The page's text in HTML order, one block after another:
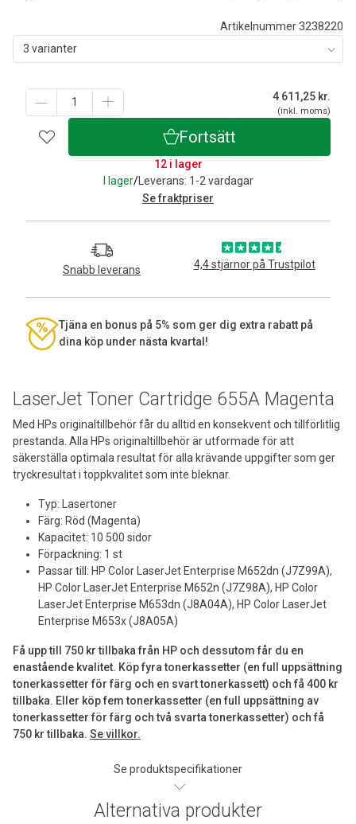
LaserJet Toner Cartridge 655A Magenta
Med HPs originaltillbehör får du alltid en konsekvent och tillförlitlig
prestanda. Alla HPs originaltillbehör är utformade för att
säkerställa optimala resultat för alla krävande uppgifter som ger
tryckresultat i toppkvalitet som inte bleknar.
Typ: Lasertoner
Färg: Röd (Magenta)
Kapacitet: 10 500 sidor
Förpackning: 1 st
Passar till: HP Color LaserJet Enterprise M652dn (J7Z99A),
HP Color LaserJet Enterprise M652n (J7Z98A), HP Color
LaserJet Enterprise M653dn (J8A04A), HP Color LaserJet
Enterprise M653x (J8A05A)
Få upp till 750 kr tillbaka från HP och dessutom får du en
enastående kvalitet. Köp fyra tonerkassetter (en full uppsättning
tonerkassetter för färg och en svart tonerkassett) och få 400 kr
tillbaka. Eller köp fem tonerkassetter (en full uppsättning av
tonerkassetter för färg och två svarta tonerkassetter) och få
750 kr tillbaka. Se villkor.
Se produktspecifikationer
Artikelnummer 3238220
3 varianter
4 611,25 kr.
(inkl. moms)
Fortsätt
12 i lager
I lager/Leverans: 1-2 vardagar
Se fraktpriser
Snabb leverans 4,4 stjärnor på Trustpilot
Tjäna en bonus på 5% som ger dig extra rabatt på
dina köp under nästa kvartal!
Alternativa produkter